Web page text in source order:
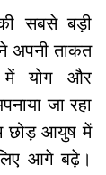
सबसे बड़ी
अपनी ताकत
में योग और
जा रहा
छोड़ आयुष में
आगे बढ़े।